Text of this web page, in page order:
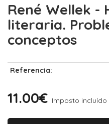
René Wellek -
literaria.
conceptos
Referencia:
11.00€ Imposto incluído